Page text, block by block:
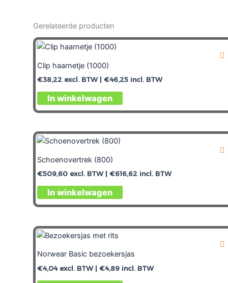
Gerelateerde producten
Clip haarnetje (1000)
€38,22 excl. BTW | €46,25 incl. BTW
In winkelwagen
Schoenovertrek (800)
€509,60 excl. BTW | €616,62 incl. BTW
In winkelwagen
Norwear Basic bezoekersjas
€4,04excl. BTW | €4,89 incl. BTW